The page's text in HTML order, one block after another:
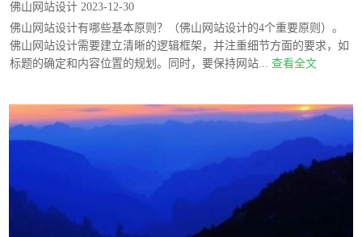
佛山网站设计 2023-12-30
佛山网站设计有哪些基本原则？（佛山网站设计的4个重要原则）。
佛山网站设计需要建立清晰的逻辑框架，并注重细节方面的要求，如
标题的确定和内容位置的规划。同时，要保持网站... 查看全文